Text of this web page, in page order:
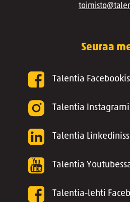
Seuraa
Talentia
Talentia
Talentia
Talentia
Talentia-lehti